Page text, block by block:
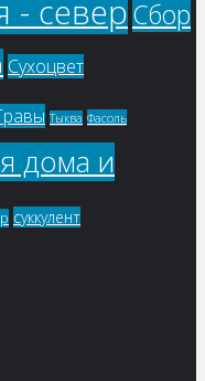
- северСбор
Сухоцвет
Тыква Фасоль
дома и
суккулент